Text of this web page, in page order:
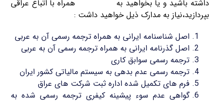
داشته باشید و یا بخواهید به
همراه با اتباع عراقی
بپردازید،نیاز به مدارک ذیل خواهید داشت :
اصل شناسنامه ایرانی به همراه ترجمه رسمی آن به عربی
اصل گذرنامه ایرانی به همراه ترجمه رسمی آن به عربی
ترجمه رسمی سوابق کاری
ترجمه رسمی عدم بدهی به سیستم مالیاتی کشور ایران
فرم های تکمیل شده اداره ثبت شرکت های عراق
گواهی عدم سوء پیشینه کیفری ترجمه رسمی شده به